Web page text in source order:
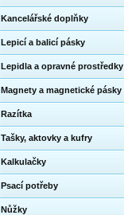
Kancelářské doplňky
Lepicí a balicí pásky
Lepidla a opravné prostředky
Magnety a magnetické pásky
Razítka
Tašky, aktovky a kufry
Kalkulačky
Psací potřeby
Nůžky